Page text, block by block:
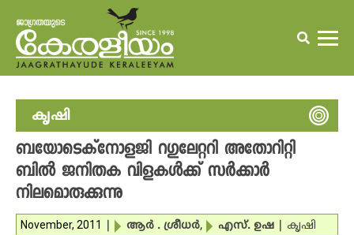
കൃഷി
ബയോടെക്‌നോളജി റഗുലേറ്ററി അതോറിറ്റി
ബില്‍ ജനിതക വിളകള്‍ക്ക് സര്‍ക്കാര്‍
നിലമൊരുക്കുന്നു
November, 2011 ആര്‍ . ശ്രീധര്‍, എസ്. ഉഷ കൃഷി